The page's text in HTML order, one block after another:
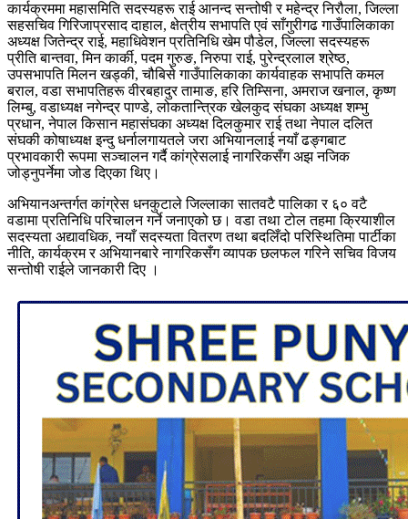
कार्यक्रममा महासमिति सदस्यहरू राई आनन्द सन्तोषी र महेन्द्र निरौला, जिल्ला
सहसचिव गिरिजाप्रसाद दाहाल, क्षेत्रीय सभापति एवं साँगुरीगढ गाउँपालिकाका
अध्यक्ष जितेन्द्र राई, महाधिवेशन प्रतिनिधि खेम पौडेल, जिल्ला सदस्यहरू
प्रीति बान्तवा, मिन कार्की, पदम गुरुङ, निरुपा राई, पुरेन्द्रलाल श्रेष्ठ,
उपसभापति मिलन खड्की, चौबिसे गाउँपालिकाका कार्यवाहक सभापति कमल
बराल, वडा सभापतिहरू वीरबहादुर तामाङ, हरि तिम्सिना, अमराज खनाल, कृष्ण
लिम्बु, वडाध्यक्ष नगेन्द्र पाण्डे, लोकतान्त्रिक खेलकुद संघका अध्यक्ष शम्भु
प्रधान, नेपाल किसान महासंघका अध्यक्ष दिलकुमार राई तथा नेपाल दलित
संघकी कोषाध्यक्ष इन्दु धर्नालगायतले जरा अभियानलाई नयाँ ढङ्गबाट
प्रभावकारी रूपमा सञ्चालन गर्दै कांग्रेसलाई नागरिकसँग अझ नजिक
जोड्नुपर्नेमा जोड दिएका थिए।
अभियानअन्तर्गत कांग्रेस धनकुटाले जिल्लाका सातवटै पालिका र ६० वटै
वडामा प्रतिनिधि परिचालन गर्ने जनाएको छ। वडा तथा टोल तहमा क्रियाशील
सदस्यता अद्यावधिक, नयाँ सदस्यता वितरण तथा बदलिँदो परिस्थितिमा पार्टीका
नीति, कार्यक्रम र अभियानबारे नागरिकसँग व्यापक छलफल गरिने सचिव विजय
सन्तोषी राईले जानकारी दिए ।